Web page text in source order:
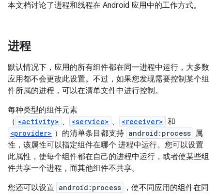
本文档讨论了进程和线程在 Android 应用中的工作方式。
进程
默认情况下，应用的所有组件都在同一进程中运行，大多数
应用都不会更改此设置。不过，如果您发现需要控制某个组
件所属的进程，可以在清单文件中进行控制。
每种类型的组件元素
（ <activity> 、 <service> 、 <receiver> 和
<provider> ）的清单条目都支持 android:process 属
性，该属性可以指定组件在哪个 进程中运行。您可以设置
此属性，使每个组件都在自己的进程中运行，或者使某些组
件共享一个进程，而其他组件不共享。
您还可以设置 android:process
，使不同应用的组件在同